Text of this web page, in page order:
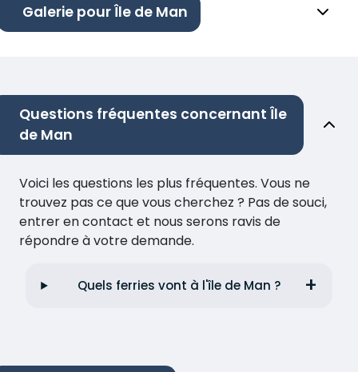
Galerie pour Île de Man
Questions fréquentes concernant Île
de Man
Voici les questions les plus fréquentes. Vous ne
trouvez pas ce que vous cherchez ? Pas de souci,
entrer en contact et nous serons ravis de
répondre à votre demande.
Quels ferries vont à l'île de Man ?